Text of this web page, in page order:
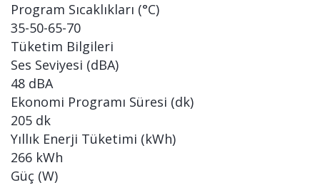
Program Sıcaklıkları (°C)
35-50-65-70
Tüketim Bilgileri
Ses Seviyesi (dBA)
48 dBA
Ekonomi Programı Süresi (dk)
205 dk
Yıllık Enerji Tüketimi (kWh)
266 kWh
Güç (W)